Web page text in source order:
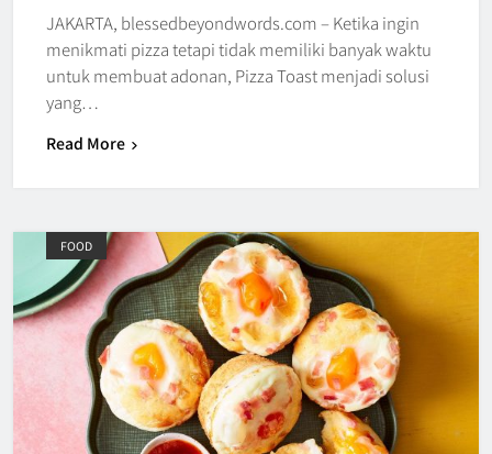
JAKARTA, blessedbeyondwords.com – Ketika ingin
menikmati pizza tetapi tidak memiliki banyak waktu
untuk membuat adonan, Pizza Toast menjadi solusi
yang…
Read More
FOOD